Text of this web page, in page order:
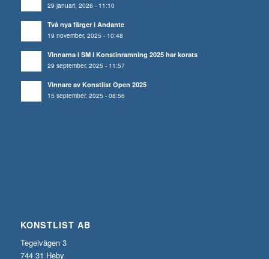
29 januari, 2026 - 11:10
Två nya färger i Andante
19 november, 2025 - 10:48
Vinnarna i SM i Konstinramning 2025 har korats
29 september, 2025 - 11:57
Vinnare av Konstlist Open 2025
15 september, 2025 - 08:56
KONSTLIST AB
Tegelvägen 3
744 31 Heby